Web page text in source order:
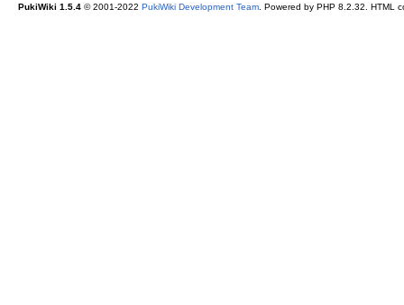
PukiWiki 1.5.4© 2001-2022 PukiWiki Development Team. Powered by PHP 8.2.32. HTML